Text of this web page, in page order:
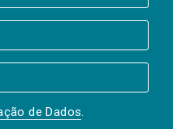
de Dados.